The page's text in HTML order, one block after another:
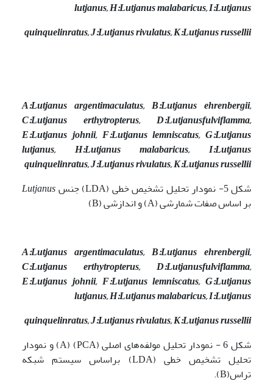
lutjanus,H:Lutjanus malabaricus,I:Lutjanus
quinquelinratus,J:Lutjanus rivulatus,K:Lutjanus russellii
A:Lutjanus argentimaculatus, B:Lutjanus ehrenbergii,
C:Lutjanus erthytropterus, D:Lutjanusfulviflamma,
E:Lutjanus johnii, F:Lutjanus lemniscatus, G:Lutjanus
lutjanus, H:Lutjanus malabaricus,I:Lutjanus
quinquelinratus,J:Lutjanus rivulatus,K:Lutjanus russellii
شکل 5- نمودار تحلیل تشخیص خطی (LDA) جنس
Lutjanus
بر اساس صفات شمارشی (A) و اندازشی (B)
A:Lutjanus argentimaculatus, B:Lutjanus ehrenbergii,
C:Lutjanus erthytropterus, D:Lutjanusfulviflamma,
E:Lutjanus johnii, F:Lutjanus lemniscatus, G:Lutjanus
lutjanus,H:Lutjanus malabaricus,I:Lutjanus
quinquelinratus,J:Lutjanus rivulatus,K:Lutjanus russellii
شکل 6 - نمودار تحلیل مولفه‌های اصلی (PCA) (A) و نمودار
تحلیل تشخیص خطی (LDA) براساس سیستم شبکه
تراس(B).